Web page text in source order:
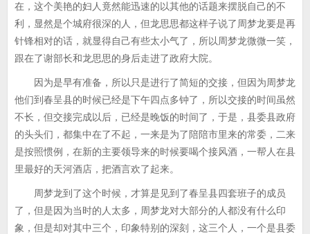
在，这个美艳的妇人竟然能迅速的以其他的话题来摆脱自己的不
利，显然是个城府很深的人，但龙思思都这样子说了周梦龙要是再
针锋相对的话，就显得自己有些太小气了，所以周梦龙微微一笑，
跟在了谢部长和龙思思的身后走进了政府大院。
因为是早有准备，所以只是进行了简短的交接，但因为周梦龙
他们到春呈县的时候已经是下午四点多钟了，所以交接的时间虽然
不长，但交接完成以后，已经是晚饭的时间了，于是，县委县政府
的头头们，都集中在了不起，一来是为了陪陪市里来的常委，二来
是按照惯例，在新的主要领导来的时候要喝个接风酒，一帮人在县
里最好的天河酒店，把酒言欢了起来。
周梦龙到了这个时候，才算是见到了春呈县四套班子的成员
了，但是因为当时的人太多，周梦龙对大部分的人都没有什么印
象，但是却对其中三个，印象特别的深刻，这三个人，一个是县委